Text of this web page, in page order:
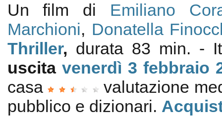
Un film di Emiliano
Marchioni, Donatella
Thriller, durata 83 min. -
uscita venerdì 3 febbraio
casa
valutazione
pubblico e dizionari.